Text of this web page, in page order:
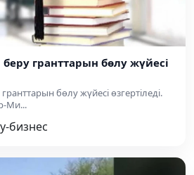
беру гранттарын бөлу жүйесі
бөлу жүйесі өзгертіледі.
Ми...
бизнес